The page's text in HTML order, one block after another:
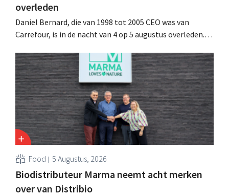
overleden
Daniel Bernard, die van 1998 tot 2005 CEO was van
Carrefour, is in de nacht van 4 op 5 augustus overleden.
retailer, realiseerde de fusie met Promodès en nam
toenmalig Belgisch marktleider GB over.
Food 5 Augustus, 2026
Biodistributeur Marma neemt acht merken
over van Distribio